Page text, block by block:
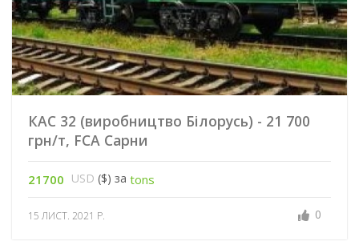
КАС 32 (виробництво Білорусь) - 21 700
грн/т, FCA Сарни
21700 USD ($) за tons
15 ЛИСТ. 2021 Р. 0